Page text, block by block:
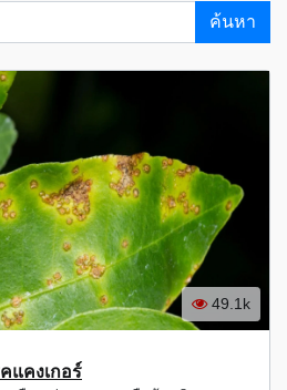
ค้นหา
49.1k
แคงเกอร์